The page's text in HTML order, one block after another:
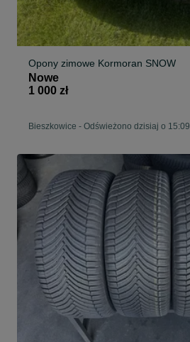
Opony zimowe Kormoran SNOW
Nowe
1 000 zł
Bieszkowice - Odświeżono dzisiaj o 15:09